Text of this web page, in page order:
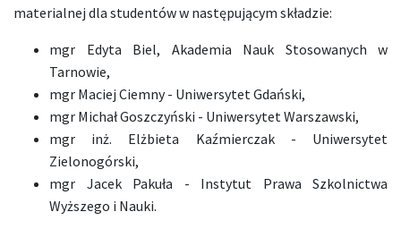
materialnej dla studentów w następującym składzie:
mgr Edyta Biel, Akademia Nauk Stosowanych w
Tarnowie,
mgr Maciej Ciemny - Uniwersytet Gdański,
mgr Michał Goszczyński - Uniwersytet Warszawski,
mgr inż. Elżbieta Kaźmierczak - Uniwersytet
Zielonogórski,
mgr Jacek Pakuła - Instytut Prawa Szkolnictwa
Wyższego i Nauki.